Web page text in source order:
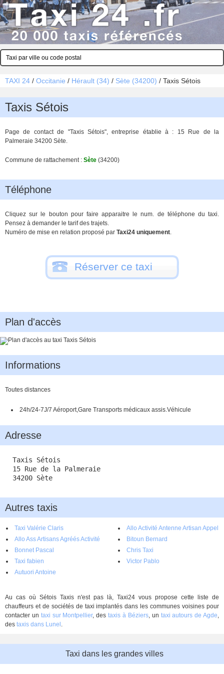
TAXI 24 / Occitanie / Hérault (34) / Sète (34200) / Taxis Sétois
Taxis Sétois
Page de contact de "Taxis Sétois", entreprise établie à : 15 Rue de la
Palmeraie 34200 Sète.
Commune de rattachement : Sète (34200)
Téléphone
Cliquez sur le bouton pour faire apparaitre le num. de téléphone du taxi.
Pensez à demander le tarif des trajets.
Numéro de mise en relation proposé par Taxi24 uniquement.
Réserver ce taxi
Plan d'accès
Informations
Toutes distances
24h/24-7J/7 Aéroport,Gare Transports médicaux assis.Véhicule
Adresse
Taxis Sétois
15 Rue de la Palmeraie
34200 Sète
Autres taxis
Taxi Valérie Claris
Allo Activité Antenne Artisan Appel
Association
Allo Ass Artisans Agréés Activité
Taxis Sétois
Bitoun Bernard
Bonnet Pascal
Chris Taxi
Taxi fabien
Victor Pablo
Autuori Antoine
Au cas où Sétois Taxis n'est pas là, Taxi24 vous propose cette liste de
chauffeurs et de sociétés de taxi implantés dans les communes voisines pour
contacter un taxi sur Montpellier, destaxis à Béziers, un taxi autours de Agde,
des taxis dans Lunel .
Taxi dans les grandes villes